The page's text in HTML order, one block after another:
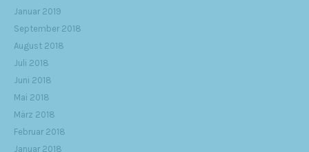
Januar 2019
September 2018
August 2018
Juli 2018
Juni 2018
Mai 2018
März 2018
Februar 2018
Januar 2018